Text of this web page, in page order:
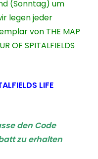
(Sonntag) um
legen jeder
von THE MAP
OF SPITALFIELDS
LIFE
den Code
zu erhalten